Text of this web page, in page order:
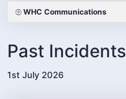
WHC Communications
Past Incidents
1st July 2026